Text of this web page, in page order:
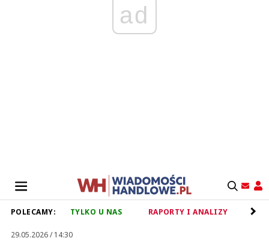
ad
POLECAMY: TYLKO U NAS RAPORTY I ANALIZY
29.05.2026 / 14:30